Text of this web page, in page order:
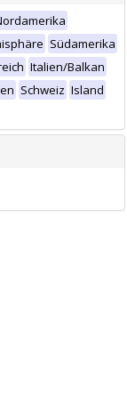
Südamerika
Italien/Balkan
Schweiz Island